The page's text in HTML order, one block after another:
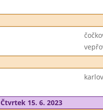
Čtvrtek 15. 6. 2023